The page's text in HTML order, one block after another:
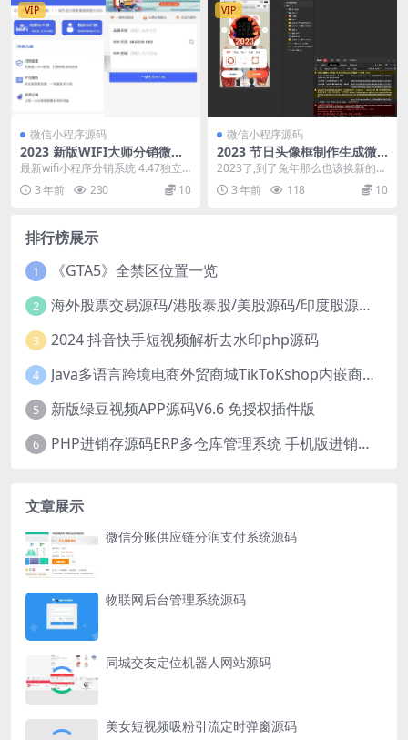
VIP
微信小程序源码
2023 新版WIFI大师分销微信
源码小程序分销系统独立源码
最新wifi小程序分销系统 4.47独立
可学习版，花大价钱买来的分享给
会员，目前...
3 年前 230 10
VIP
微信小程序源码
2023 节日头像框制作生成微
信小程序源码 附流量主
2023了,到了兔年那么也该换新的头
像框拉 今天给大家带来兔年的头像
框制作小程序...
3 年前 118 10
排行榜展示
1 《GTA5》全禁区位置一览
2 海外股票交易源码/港股泰股/美股源码/印度股源码/马拉西亚股票源码/国际股票配资
3 2024 抖音快手短视频解析去水印php源码
4 Java多语言跨境电商外贸商城TikToKshop内嵌商城I商家入驻I一键铺
5 新版绿豆视频APP源码V6.6 免授权插件版
6 PHP进销存源码ERP多仓库管理系统 手机版进销存 php网络版进销存小程序
文章展示
微信分账供应链分润支付系统源码
物联网后台管理系统源码
同城交友定位机器人网站源码
美女短视频吸粉引流定时弹窗源码